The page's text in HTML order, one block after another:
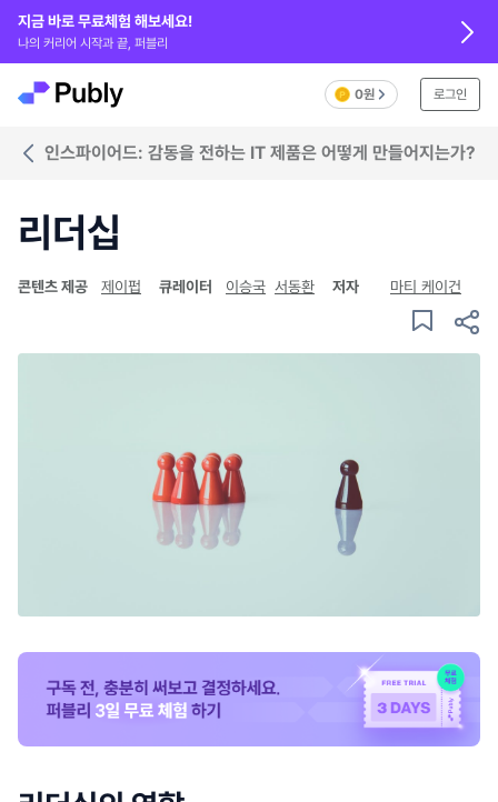
지금 바로 무료체험 해보세요!
나의 커리어 시작과 끝, 퍼블리
0원 로그인
인스파이어드: 감동을 전하는 IT 제품은 어떻게 만들어지는가?
리더십
콘텐츠 제공 제이펍 큐레이터 이승국 서동환 저자 마티 케이건